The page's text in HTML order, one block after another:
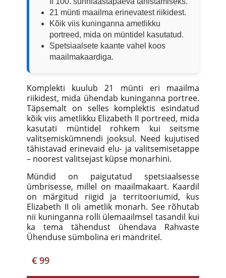
21 münti maailma erinevatest riikidest.
Kõik viis kuninganna ametlikku
portreed, mida on müntidel kasutatud.
Spetsiaalsete kaante vahel koos
maailmakaardiga.
Komplekti kuulub 21 münti eri maailma
riikidest, mida ühendab kuninganna portree.
Täpsemalt on selles komplektis esindatud
kõik viis ametlikku Elizabeth II portreed, mida
kasutati müntidel rohkem kui seitsme
valitsemiskümnendi jooksul. Need kujutised
tähistavad erinevaid elu- ja valitsemisetappe
– noorest valitsejast küpse monarhini.
Mündid on paigutatud spetsiaalsesse
ümbrisesse, millel on maailmakaart. Kaardil
on märgitud riigid ja territooriumid, kus
Elizabeth II oli ametlik monarh. See rõhutab
nii kuninganna rolli ülemaailmsel tasandil kui
ka tema tähendust ühendava Rahvaste
Ühenduse sümbolina eri mandritel.
€ 99